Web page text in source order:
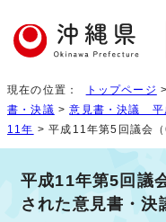
現在の位置： トップページ >
書・決議 >意見書・決議 平
11年 > 平成11年第5回議会
平成11年第5回議
された意見書・決